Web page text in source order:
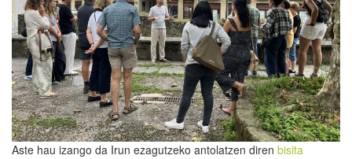
Aste hau izango da Irun ezagutzeko antolatzen diren bisita